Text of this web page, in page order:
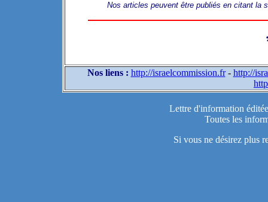
Nos articles peuvent être publiés en citant la
Nos liens : http://israelcommission.fr- http://
Lettre d'information
Toutes les
Si vous ne désirez plus